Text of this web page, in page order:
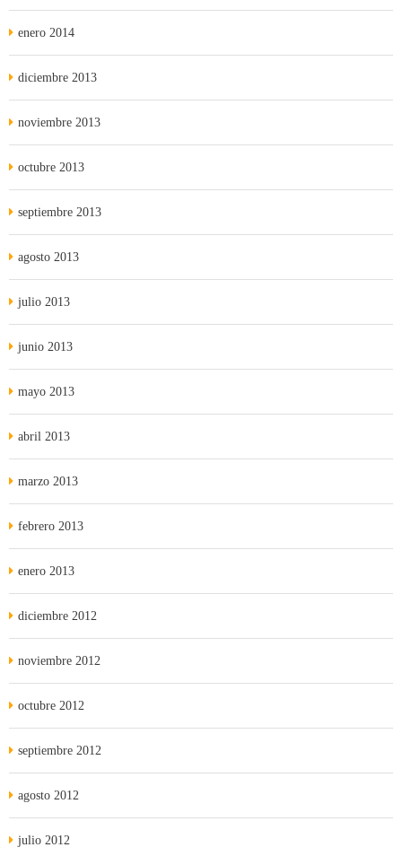
enero 2014
diciembre 2013
noviembre 2013
octubre 2013
septiembre 2013
agosto 2013
julio 2013
junio 2013
mayo 2013
abril 2013
marzo 2013
febrero 2013
enero 2013
diciembre 2012
noviembre 2012
octubre 2012
septiembre 2012
agosto 2012
julio 2012